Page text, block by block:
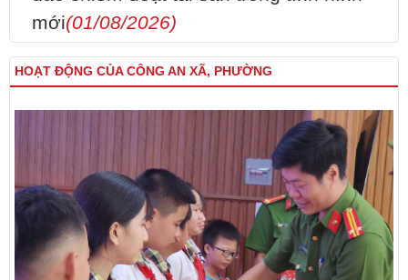
mới(01/08/2026)
HOẠT ĐỘNG CỦA CÔNG AN XÃ, PHƯỜNG